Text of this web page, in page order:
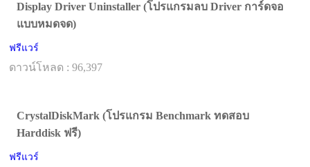
Display Driver Uninstaller (โปรแกรมลบ Driver การ์ดจอ
แบบหมดจด)
ฟรีแวร์
ดาวน์โหลด : 96,397
CrystalDiskMark (โปรแกรม Benchmark ทดสอบ
Harddisk ฟรี)
ฟรีแวร์